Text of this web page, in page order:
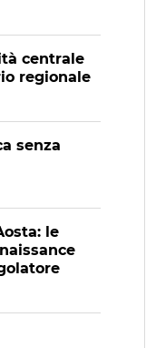
centrale
regionale
senza
le